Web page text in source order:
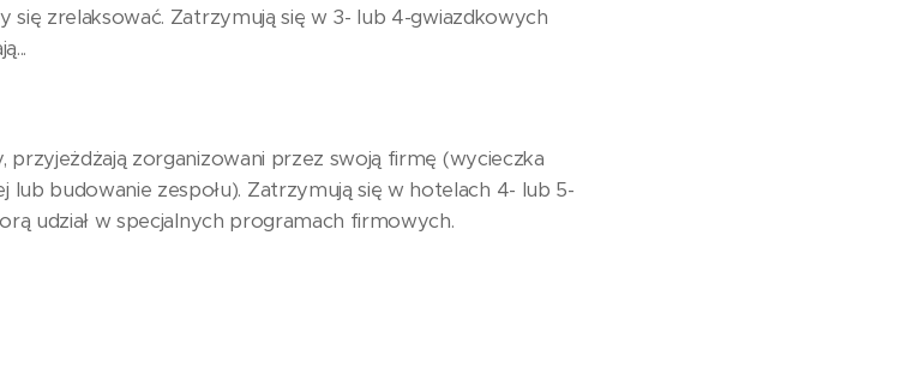
się zrelaksować. Zatrzymują się w 3- lub 4-gwiazdkowych
przyjeżdżają zorganizowani przez swoją firmę (wycieczka
budowanie zespołu). Zatrzymują się w hotelach 4- lub 5-
udział w specjalnych programach firmowych.